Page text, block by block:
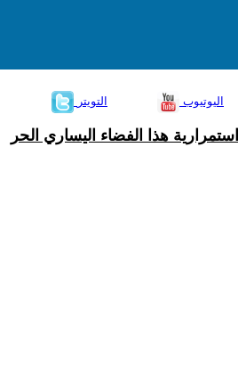
التويتر اليوتيوب
هذا الفضاء اليساري الحر